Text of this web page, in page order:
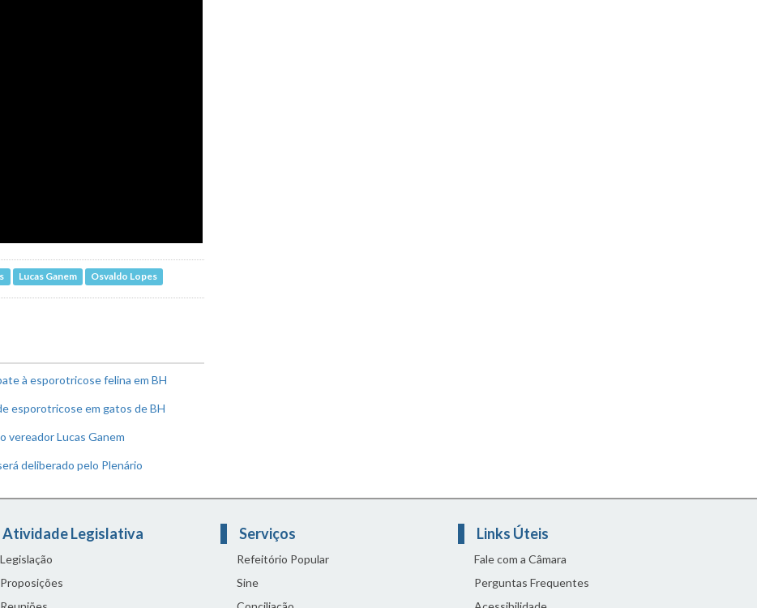
Lucas Ganem Osvaldo Lopes
à esporotricose felina em BH
esporotricose em gatos de BH
vereador Lucas Ganem
deliberado pelo Plenário
Atividade Legislativa
Legislação
Proposições
Serviços
Refeitório Popular
Sine
Links Úteis
Fale com a Câmara
Perguntas Frequentes